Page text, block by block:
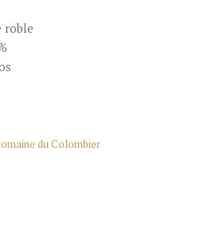
roble
du Colombier